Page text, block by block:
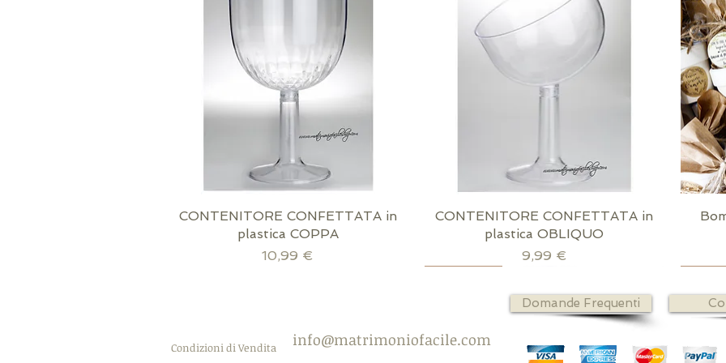
Vista rapida
CONTENITORE CONFETTATA in
plastica COPPA
Prezzo
10,99 €
Vista rapida
CONTENITORE CONFETTATA in
plastica OBLIQUO
Prezzo
9,99 €
Domande Frequenti
Condizioni di Vendita info@matrimoniofacile.com